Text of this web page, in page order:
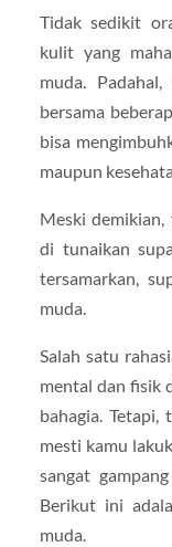
Tidak sedikit
kulit yang
muda.
bersama
bisa
maupun
Meski demikian,
di tunaikan
tersamarkan,
muda.
Salah satu
mental dan fisik
bahagia. Tetapi,
mesti kamu
sangat
Berikut ini
muda.